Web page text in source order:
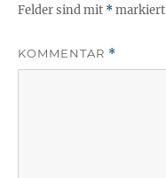
Felder sind mit *markiert
KOMMENTAR *